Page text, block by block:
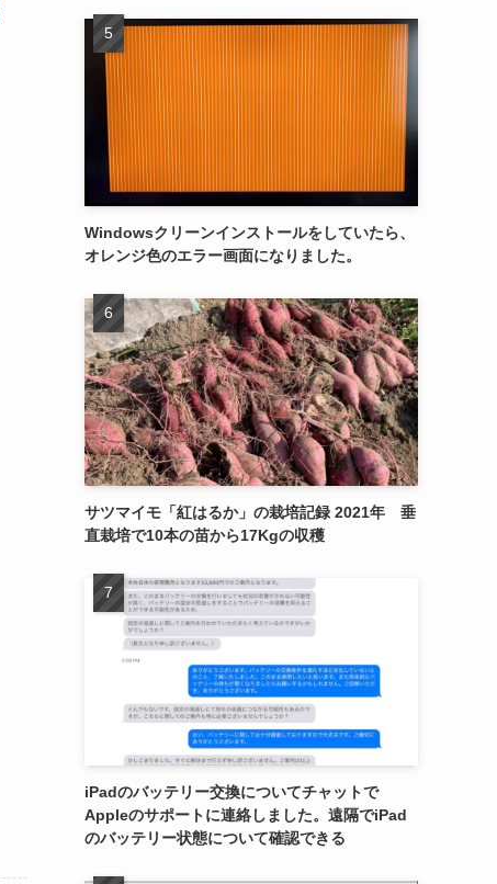
Windowsクリーンインストールをしていたら、
オレンジ色のエラー画面になりました。
サツマイモ「紅はるか」の栽培記録 2021年 垂
直栽培で10本の苗から17Kgの収穫
iPadのバッテリー交換についてチャットで
Appleのサポートに連絡しました。遠隔でiPad
のバッテリー状態について確認できる